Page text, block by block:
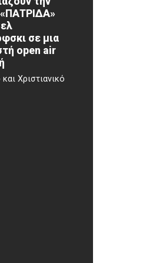
«ΠΑΤΡΙΔΑ»
σε μια
open air
Χριστιανικό